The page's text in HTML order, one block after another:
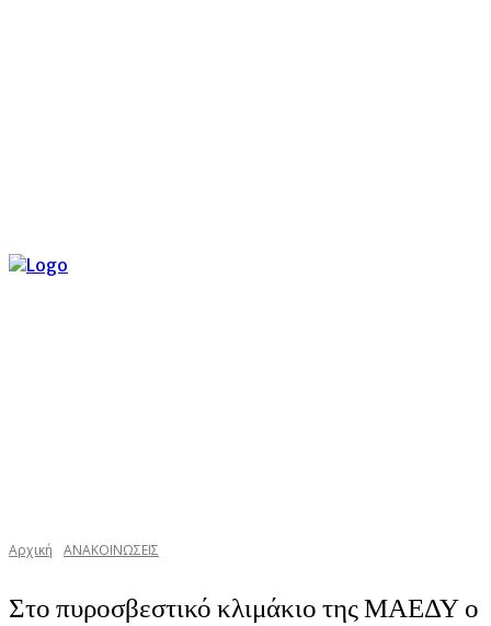
Αρχική ΑΝΑΚΟΙΝΩΣΕΙΣ
Στο πυροσβεστικό κλιμάκιο της ΜΑΕΔΥ ο